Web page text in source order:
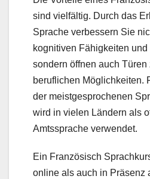
sind vielfältig. Durch das
Sprache verbessern Sie
kognitiven Fähigkeiten und
sondern öffnen auch Türen
beruflichen Möglichkeiten.
der meistgesprochenen
wird in vielen Ländern als
Amtssprache verwendet.
Ein Französisch
online als auch in Präsenz